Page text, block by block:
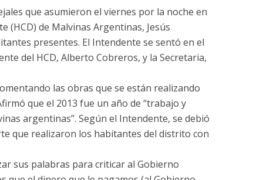
que asumieron el viernes por la noche en
(HCD) de Malvinas Argentinas, Jesús
presentes. El Intendente se sentó en el
del HCD, Alberto Cobreros, y la Secretaria,
las obras que se están realizando
que el 2013 fue un año de “trabajo y
argentinas”. Según el Intendente, se debió
que realizaron los habitantes del distrito con
sus palabras para criticar al Gobierno